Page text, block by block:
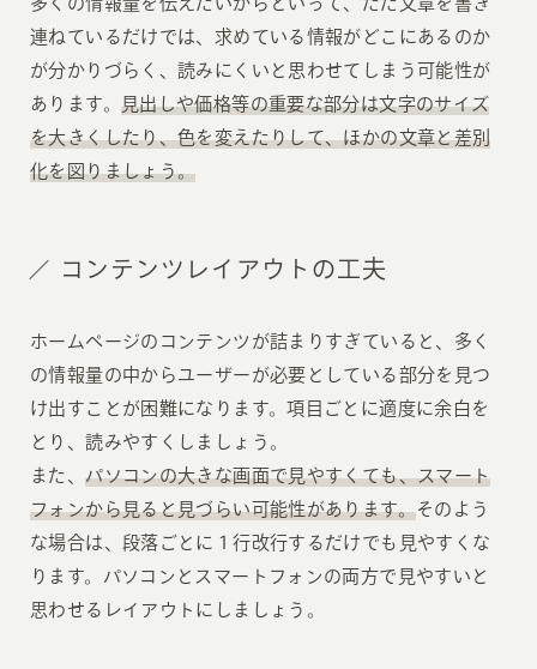
連ねているだけでは、求めている情報がどこにあるのか
が分かりづらく、読みにくいと思わせてしまう可能性が
あります。 見出しや価格等の重要な部分は文字のサイズ
を大きくしたり、色を変えたりして、ほかの文章と差別
化を図りましょう。
コンテンツレイアウトの工夫
ホームページのコンテンツが詰まりすぎていると、多く
の情報量の中からユーザーが必要としている部分を見つ
け出すことが困難になります。項目ごとに適度に余白を
とり、読みやすくしましょう。
また、パソコンの大きな画面で見やすくても、スマート
フォンから見ると見づらい可能性があります。そのよう
な場合は、段落ごとに１行改行するだけでも見やすくな
ります。パソコンとスマートフォンの両方で見やすいと
思わせるレイアウトにしましょう。